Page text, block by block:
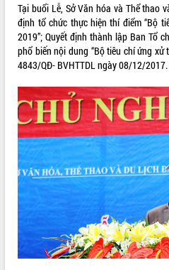
VIDEO
Không có file video nào để phát.
Tại buổi Lễ, Sở Văn hóa và Thể thao
định tổ chức thực hiện thí điểm “Bộ
2019”; Quyết định thành lập Ban Tổ
phổ biến nội dung “Bộ tiêu chí ứng xử
4843/QĐ- BVHTTDL ngày 08/12/2017.